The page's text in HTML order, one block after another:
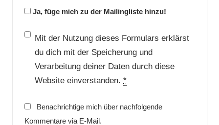
Ja, füge mich zu der Mailingliste hinzu!
Mit der Nutzung dieses Formulars erklärst
du dich mit der Speicherung und
Verarbeitung deiner Daten durch diese
Website einverstanden. *
Benachrichtige mich über nachfolgende
Kommentare via E-Mail.